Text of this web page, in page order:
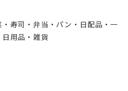
寿司・弁当・パン・日配品・一
用品・雑貨